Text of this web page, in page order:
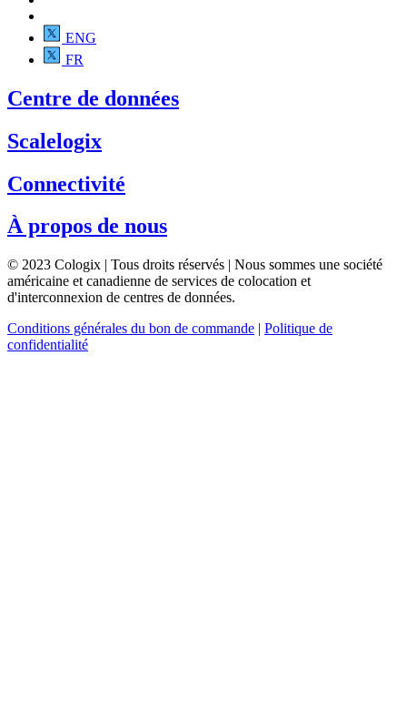
ENG
FR
Centre de données
Scalelogix
Connectivité
À propos de nous
© 2023 Cologix | Tous droits réservés | Nous sommes une société
américaine et canadienne de services de colocation et
d'interconnexion de centres de données.
Conditions générales du bon de commande | Politique de
confidentialité